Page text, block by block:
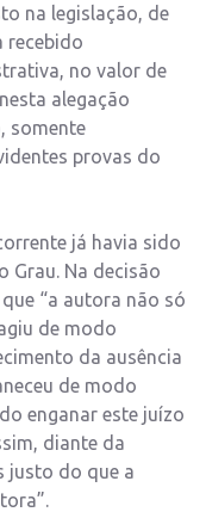
na legislação, de
recebido
no valor de
alegação
somente
provas do
já havia sido
Grau. Na decisão
“a autora não só
de modo
da ausência
de modo
enganar este juízo
diante da
justo do que a